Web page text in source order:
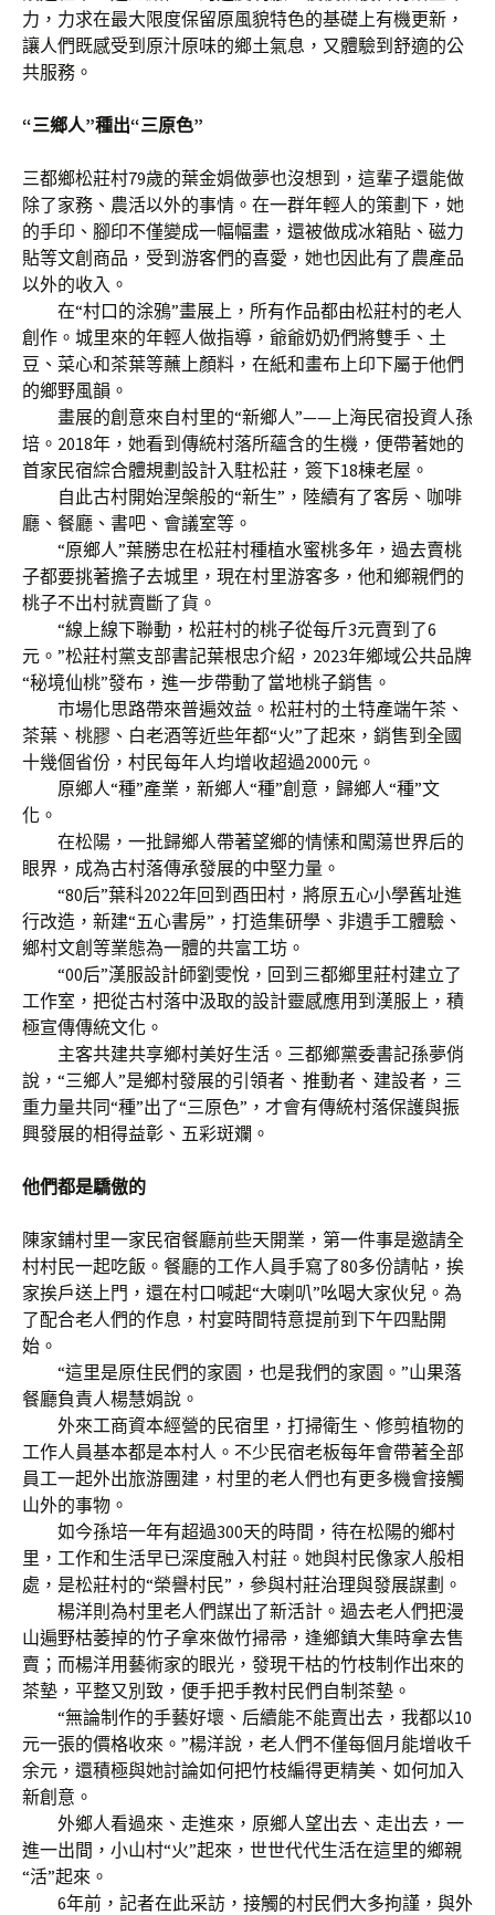
力，力求在最大限度保留原風貌特色的基礎上有機更新，
讓人們既感受到原汁原味的鄉土氣息，又體驗到舒適的公
共服務。
“三鄉人”種出“三原色”
三都鄉松莊村79歲的葉金娟做夢也沒想到，這輩子還能做
除了家務、農活以外的事情。在一群年輕人的策劃下，她
的手印、腳印不僅變成一幅幅畫，還被做成冰箱貼、磁力
貼等文創商品，受到游客們的喜愛，她也因此有了農產品
以外的收入。
在“村口的涂鴉”畫展上，所有作品都由松莊村的老人
創作。城里來的年輕人做指導，爺爺奶奶們將雙手、土
豆、菜心和茶葉等蘸上顏料，在紙和畫布上印下屬于他們
的鄉野風韻。
畫展的創意來自村里的“新鄉人”——上海民宿投資人孫
培。2018年，她看到傳統村落所蘊含的生機，便帶著她的
首家民宿綜合體規劃設計入駐松莊，簽下18棟老屋。
自此古村開始涅槃般的“新生”，陸續有了客房、咖啡
廳、餐廳、書吧、會議室等。
“原鄉人”葉勝忠在松莊村種植水蜜桃多年，過去賣桃
子都要挑著擔子去城里，現在村里游客多，他和鄉親們的
桃子不出村就賣斷了貨。
“線上線下聯動，松莊村的桃子從每斤3元賣到了6
元。”松莊村黨支部書記葉根忠介紹，2023年鄉域公共品牌
“秘境仙桃”發布，進一步帶動了當地桃子銷售。
市場化思路帶來普遍效益。松莊村的土特產端午茶、
茶葉、桃膠、白老酒等近些年都“火”了起來，銷售到全國
十幾個省份，村民每年人均增收超過2000元。
原鄉人“種”產業，新鄉人“種”創意，歸鄉人“種”文
化。
在松陽，一批歸鄉人帶著望鄉的情愫和闖蕩世界后的
眼界，成為古村落傳承發展的中堅力量。
“80后”葉科2022年回到酉田村，將原五心小學舊址進
行改造，新建“五心書房”，打造集研學、非遺手工體驗、
鄉村文創等業態為一體的共富工坊。
“00后”漢服設計師劉雯悅，回到三都鄉里莊村建立了
工作室，把從古村落中汲取的設計靈感應用到漢服上，積
極宣傳傳統文化。
主客共建共享鄉村美好生活。三都鄉黨委書記孫夢俏
說，“三鄉人”是鄉村發展的引領者、推動者、建設者，三
重力量共同“種”出了“三原色”，才會有傳統村落保護與振
興發展的相得益彰、五彩斑斕。
他們都是驕傲的
陳家鋪村里一家民宿餐廳前些天開業，第一件事是邀請全
村村民一起吃飯。餐廳的工作人員手寫了80多份請帖，挨
家挨戶送上門，還在村口喊起“大喇叭”吆喝大家伙兒。為
了配合老人們的作息，村宴時間特意提前到下午四點開
始。
“這里是原住民們的家園，也是我們的家園。”山果落
餐廳負責人楊慧娟說。
外來工商資本經營的民宿里，打掃衛生、修剪植物的
工作人員基本都是本村人。不少民宿老板每年會帶著全部
員工一起外出旅游團建，村里的老人們也有更多機會接觸
山外的事物。
如今孫培一年有超過300天的時間，待在松陽的鄉村
里，工作和生活早已深度融入村莊。她與村民像家人般相
處，是松莊村的“榮譽村民”，參與村莊治理與發展謀劃。
楊洋則為村里老人們謀出了新活計。過去老人們把漫
山遍野枯萎掉的竹子拿來做竹掃帚，逢鄉鎮大集時拿去售
賣；而楊洋用藝術家的眼光，發現干枯的竹枝制作出來的
茶墊，平整又別致，便手把手教村民們自制茶墊。
“無論制作的手藝好壞、后續能不能賣出去，我都以10
元一張的價格收來。”楊洋說，老人們不僅每個月能增收千
余元，還積極與她討論如何把竹枝編得更精美、如何加入
新創意。
外鄉人看過來、走進來，原鄉人望出去、走出去，一
進一出間，小山村“火”起來，世世代代生活在這里的鄉親
“活”起來。
6年前，記者在此采訪，接觸的村民們大多拘謹，與外